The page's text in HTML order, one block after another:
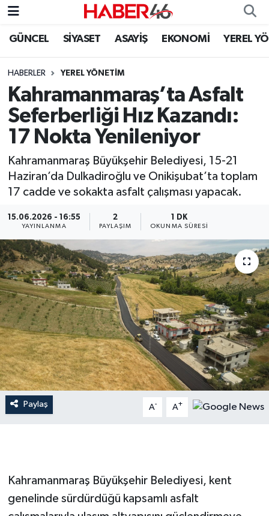
GÜNCEL SİYASET ASAYİŞ EKONOMİ YEREL
HABERLER YEREL YÖNETİM
Kahramanmaraş’ta Asfalt
Seferberliği Hız Kazandı:
17 Nokta Yenileniyor
Kahramanmaraş Büyükşehir Belediyesi, 15-21
Haziran’da Dulkadiroğlu ve Onikişubat’ta toplam
17 cadde ve sokakta asfalt çalışması yapacak.
15.06.2026 - 16:55
YAYINLANMA
2
PAYLAŞIM
1 DK
OKUNMA SÜRESI
Paylaş A- A+
Kahramanmaraş Büyükşehir Belediyesi, kent
genelinde sürdürdüğü kapsamlı asfalt
GÜNCEL
SİYASET
EKONOMİ
SPOR
YAŞAM
TEKNOLOJİ
SAĞLIK
EĞİTİM
İLÇE HABERLERİ
KÜLTÜR-SANAT
KSÜ
DÜNYA
ROPORTAJ
YEREL YÖNETİM
Nöbetçi Eczaneler
Hava Durumu
Kahramanmaraş Namaz Vakitleri
Trafik Durumu
Süper Lig Puan Durumu ve Fikstür
Tüm Manşetler
Son Dakika Haberleri
Haber Arşivi